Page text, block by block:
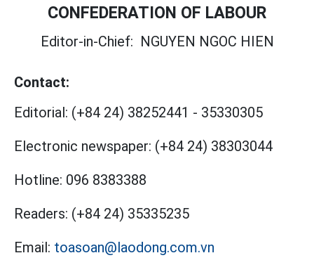
CONFEDERATION OF LABOUR
Editor-in-Chief: NGUYEN NGOC HIEN
Contact:
Editorial: (+84 24) 38252441 - 35330305
Electronic newspaper: (+84 24) 38303044
Hotline: 096 8383388
Readers: (+84 24) 35335235
Email: toasoan@laodong.com.vn